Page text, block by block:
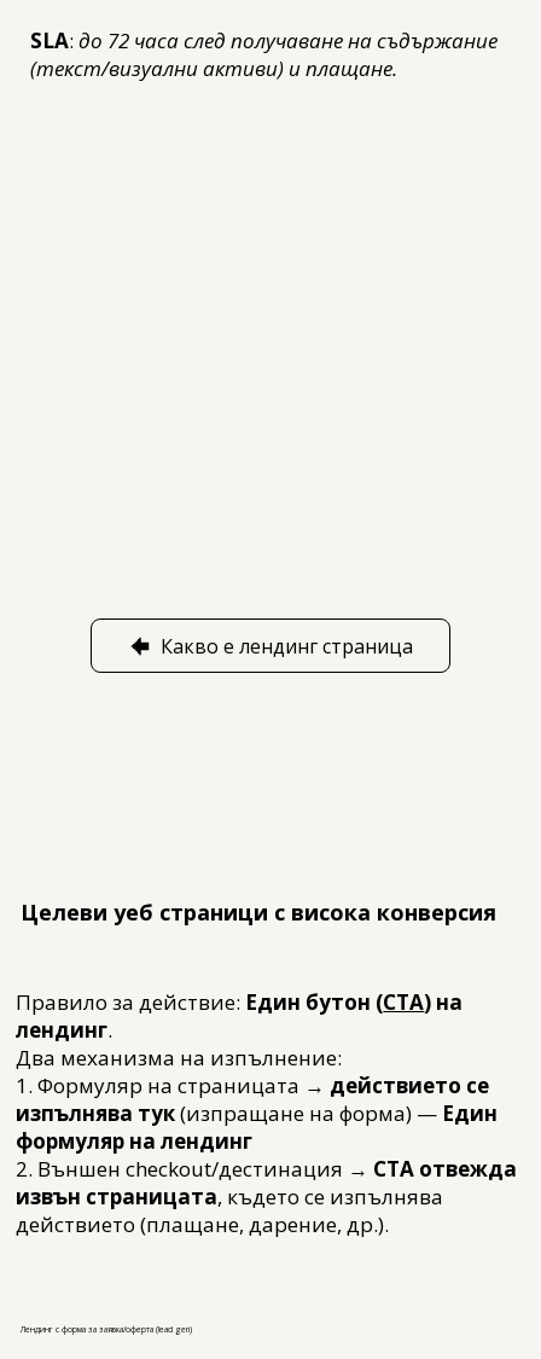
SLA:до 72 часа след получаване на съдържание
(текст/визуални активи) и плащане.
Какво е лендинг страница
Правило за действие: Един бутон (CTA) на
лендинг.
Два механизма на изпълнение:
1. Формуляр на страницата → действието се
изпълнява тук(изпращане на форма) — Един
формуляр на лендинг
2. Външен checkout/дестинация → CTA отвежда
извън страницата, където се изпълнява
действието (плащане, дарение, др.).
Целеви уеб страници с висока конверсия
Лендинг с форма за заявка/оферта (lead gen)